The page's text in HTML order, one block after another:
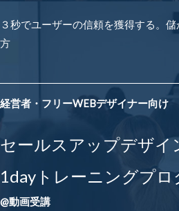
３秒でユーザーの信頼を獲得する。
方
経営者・フリーWEBデザイナー向け
セールスアップデザイ
1dayトレーニングプロ
@動画受講